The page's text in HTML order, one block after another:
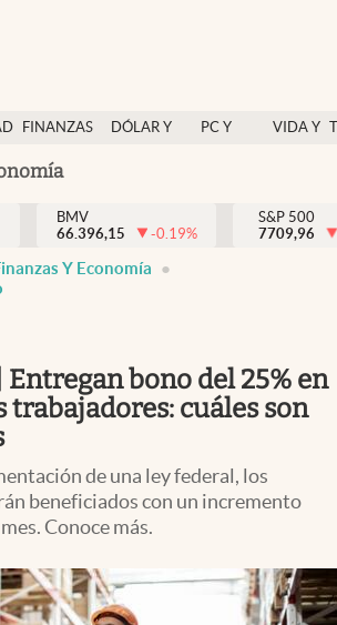
FINANZAS
DÓLAR Y
PC Y
VIDA Y
México
BMV
66.396,15
-0.19%
S&P 500
7709,96
Y Economía
bono del 25% en
trabajadores: cuáles son
de una ley federal, los
beneficiados con un incremento
Conoce más.